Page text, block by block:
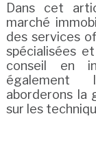
Dans cet
marché
des services
spécialisées
conseil en
également
aborderons la
sur les